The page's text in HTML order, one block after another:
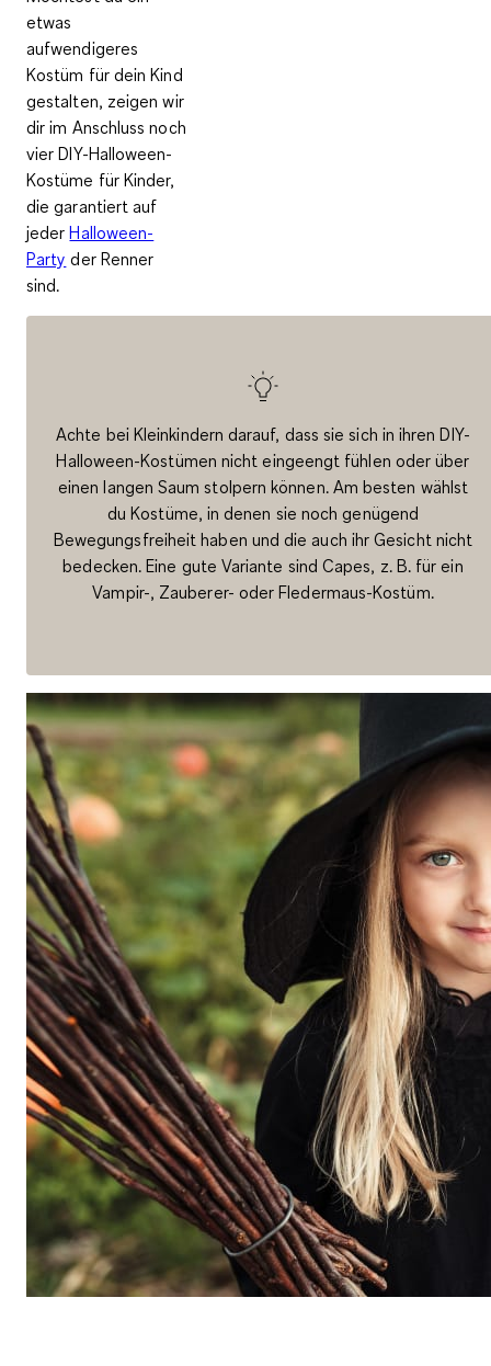
etwas
aufwendigeres
Kostüm für dein Kind
gestalten, zeigen wir
dir im Anschluss noch
vier DIY-Halloween-
Kostüme für Kinder,
die garantiert auf
jederHalloween-
Party der Renner
sind.
Achte bei Kleinkindern darauf, dass sie sich in ihren DIY-
Halloween-Kostümen nicht eingeengt fühlen oder über
einen langen Saum stolpern können. Am besten wählst
du Kostüme, in denen sie noch genügend
Bewegungsfreiheit haben und die auch ihr Gesicht nicht
bedecken. Eine gute Variante sind Capes, z. B. für ein
Vampir-, Zauberer- oder Fledermaus-Kostüm.